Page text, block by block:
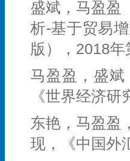
盛斌，马盈盈
析-基于贸易
版），2018年
马盈盈，盛
《世界经济
东艳，马盈盈
现，《中国外